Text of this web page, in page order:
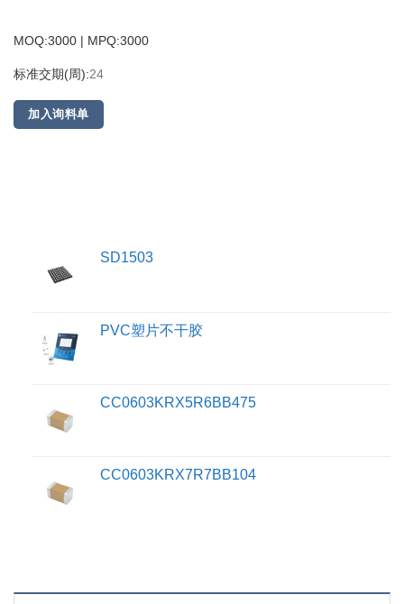
MOQ:3000 | MPQ:3000
标准交期(周):24
加入询料单
SD1503
PVC塑片不干胶
CC0603KRX5R6BB475
CC0603KRX7R7BB104